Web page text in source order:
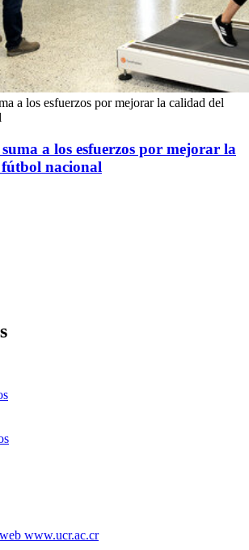
a los esfuerzos por mejorar la calidad del
a los esfuerzos por mejorar la
nacional
www.ucr.ac.cr